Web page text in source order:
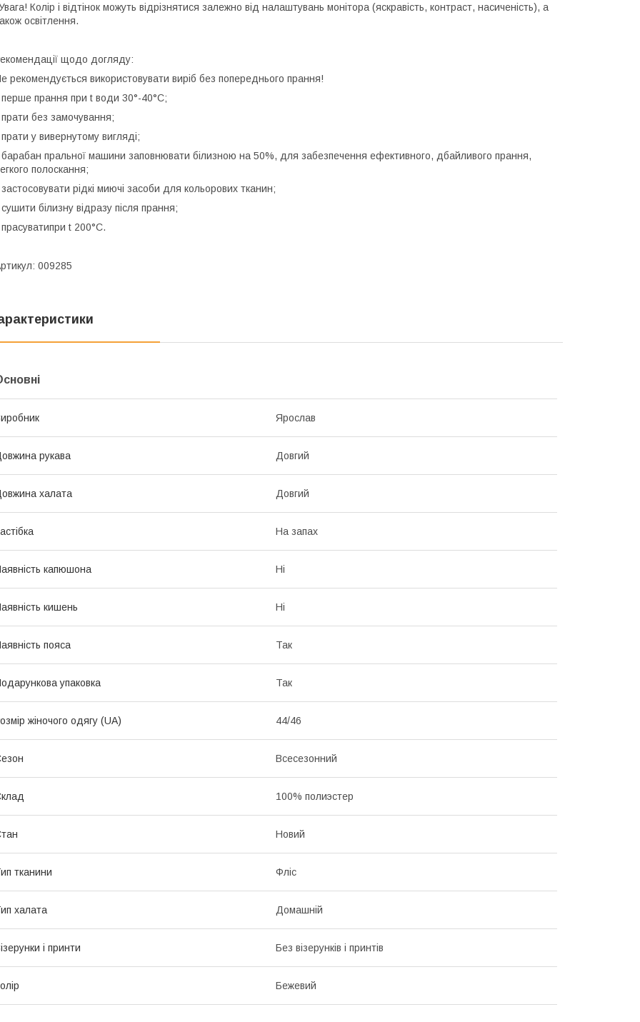
Колір і відтінок можуть відрізнятися залежно від налаштувань монітора (яскравість, контраст, насиченість), а
освітлення.
щодо догляду:
рекомендується використовувати виріб без попереднього прання!
перше прання при t води 30°-40°C;
прати без замочування;
прати у вивернутому вигляді;
барабан пральної машини заповнювати білизною на 50%, для забезпечення ефективного, дбайливого прання,
полоскання;
застосовувати рідкі миючі засоби для кольорових тканин;
сушити білизну відразу після прання;
прасуватипри t 200°С.
009285
Ярослав
рукава Довгий
халата Довгий
На запах
капюшона Ні
кишень Ні
пояса Так
упаковка Так
жіночого одягу (UA) 44/46
Всесезонний
100% полиэстер
Новий
тканини Фліс
халата Домашній
і принти Без візерунків і принтів
Бежевий